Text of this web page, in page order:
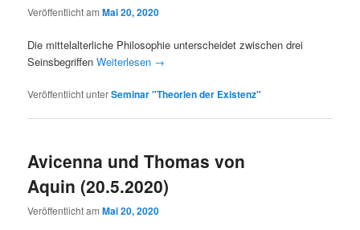
Veröffentlicht amMai 20, 2020
Die mittelalterliche Philosophie unterscheidet zwischen drei
SeinsbegriffenWeiterlesen →
Veröffentlicht unterSeminar "Theorien der Existenz"
Avicenna und Thomas von
Aquin (20.5.2020)
Veröffentlicht amMai 20, 2020